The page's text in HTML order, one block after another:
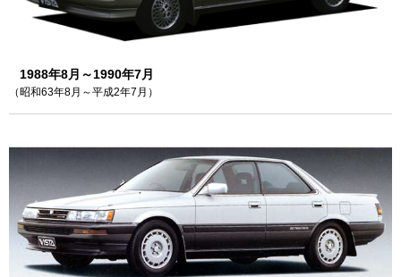
1988年8月～1990年7月
（昭和63年8月～平成2年7月）